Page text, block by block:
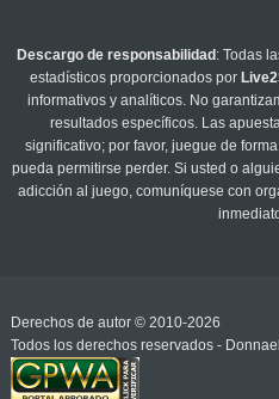
Descargo de responsabilidad : Todas
estadísticos proporcionados por
informativos y analíticos. No
resultados específicos. Las
significativo; por favor, juegue de
pueda permitirse perder. Si usted o
adicción al juego, comuníquese con
Derechos de autor © 2010-2026
Todos los derechos reservados -